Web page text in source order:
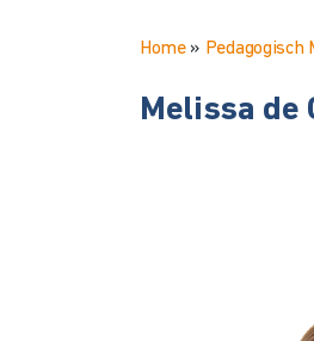
Home» Pedagogisch
Melissa de